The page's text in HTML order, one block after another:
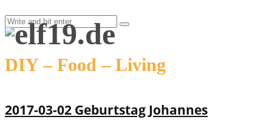
DIY – Food – Living
2017-03-02 Geburtstag Johannes